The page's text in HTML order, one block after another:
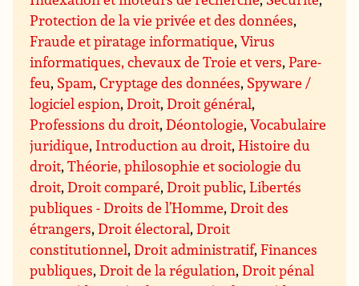
Protection de la vie privée et des données,
Fraude et piratage informatique,Virus
informatiques, chevaux de Troie et vers,Pare-
feu, Spam,Cryptage des données, Spyware /
logiciel espion,Droit,Droit général,
Professions du droit,Déontologie,Vocabulaire
juridique, Introduction au droit,Histoire du
droit,Théorie, philosophie et sociologie du
droit,Droit comparé,Droit public,Libertés
publiques - Droits de l’Homme,Droit des
étrangers,Droit électoral,Droit
constitutionnel,Droit administratif,Finances
publiques,Droit de la régulation,Droit pénal